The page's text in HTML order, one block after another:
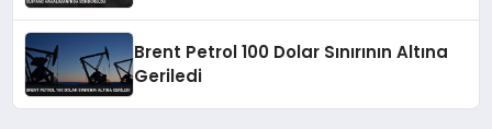
Brent Petrol 100 Dolar Sınırının Altına
Geriledi